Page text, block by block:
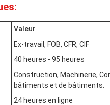
Valeur
Ex-travail, FOB, CFR, CIF
40 heures - 95 heures
Construction, Machinerie,
bâtiments et de bâtiments.
24 heures en ligne